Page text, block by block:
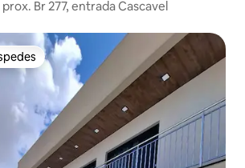
prox. Br 277, entrada Cascavel